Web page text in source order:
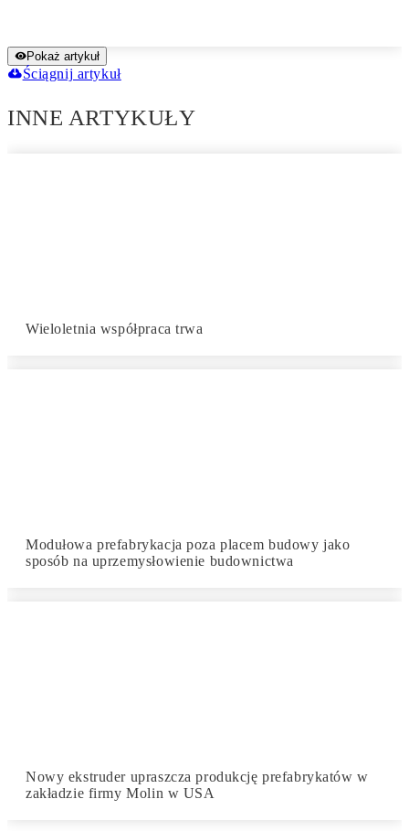
Pokaż artykuł
Ściągnij artykuł
INNE ARTYKUŁY
Wieloletnia współpraca trwa
Modułowa prefabrykacja poza placem budowy jako
sposób na uprzemysłowienie budownictwa
Nowy ekstruder upraszcza produkcję prefabrykatów w
zakładzie firmy Molin w USA